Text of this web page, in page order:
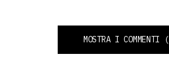
MOSTRA I COMMENTI